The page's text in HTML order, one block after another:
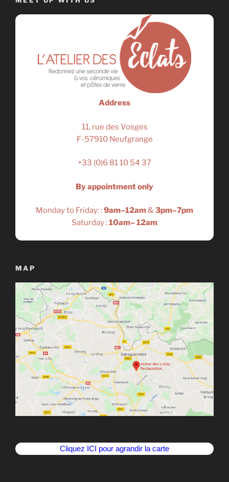
Address
11, rue des Vosges
F-57910 Neufgrange
+33 (0)6 81 10 54 37
By appointment only
Monday to Friday: :9am–12am&3pm–7pm
Saturday :10am– 12am
MAP
Cliquez ICI pour agrandir la carte